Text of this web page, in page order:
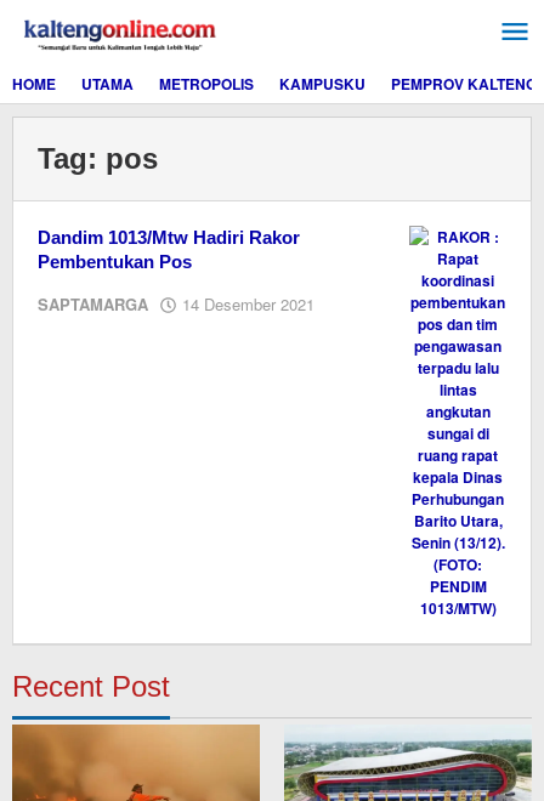
konten
HOME
UTAMA METROPOLIS KAMPUSKU PEMPROV KALTENG
Tag: pos
Dandim 1013/Mtw Hadiri Rakor
Pembentukan Pos
SAPTAMARGA 14 Desember 2021
Recent Post